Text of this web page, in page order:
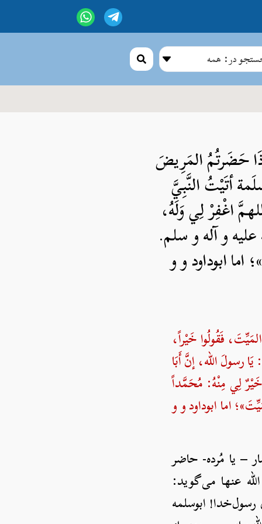
در: همه
حَضَرتُمُ المَرِيضَ
أتَيْتُ النَّبِيَّ
اغْفِرْ لِي وَلَهُ،
و آله و سلم.
ابوداود و و
فَقُولُوا خَيْراً،
رسولَ الله، إنَّ أَبَا
لِي مِنْهُ: مُحَمَّداً
اما ابوداود و و
– یا مُرده- حاضر
عنها می‌گوید:
ابوسلمه